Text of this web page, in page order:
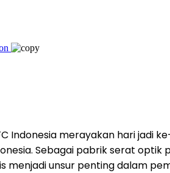
Indonesia merayakan hari jadi
. Sebagai pabrik serat optik
menjadi unsur penting dalam